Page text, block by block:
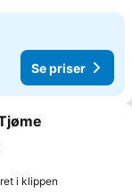
Se priser
i klippen